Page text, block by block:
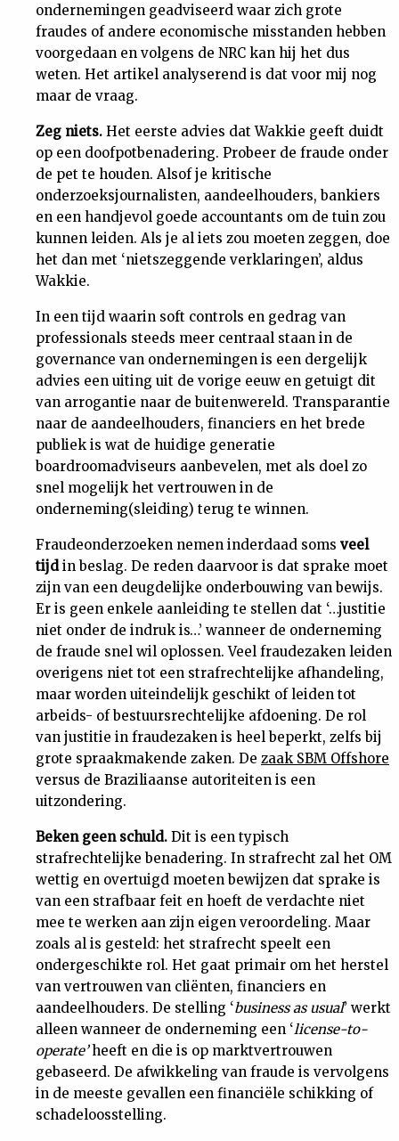
Tuchtrecht
Magazine
Podcast
Dossiers
Nieuwsbrief
ondernemingen geadviseerd waar zich grote
fraudes of andere economische misstanden hebben
voorgedaan en volgens de NRC kan hij het dus
weten. Het artikel analyserend is dat voor mij nog
maar de vraag.
Zeg niets. Het eerste advies dat Wakkie geeft duidt
op een doofpotbenadering. Probeer de fraude onder
de pet te houden. Alsof je kritische
onderzoeksjournalisten, aandeelhouders, bankiers
en een handjevol goede accountants om de tuin zou
kunnen leiden. Als je al iets zou moeten zeggen, doe
het dan met ‘nietszeggende verklaringen’, aldus
Wakkie.
In een tijd waarin soft controls en gedrag van
professionals steeds meer centraal staan in de
governance van ondernemingen is een dergelijk
advies een uiting uit de vorige eeuw en getuigt dit
van arrogantie naar de buitenwereld. Transparantie
naar de aandeelhouders, financiers en het brede
publiek is wat de huidige generatie
boardroomadviseurs aanbevelen, met als doel zo
snel mogelijk het vertrouwen in de
onderneming(sleiding) terug te winnen.
Fraudeonderzoeken nemen inderdaad soms veel
tijdin beslag. De reden daarvoor is dat sprake moet
zijn van een deugdelijke onderbouwing van bewijs.
Er is geen enkele aanleiding te stellen dat ‘…justitie
niet onder de indruk is…’ wanneer de onderneming
de fraude snel wil oplossen. Veel fraudezaken leiden
overigens niet tot een strafrechtelijke afhandeling,
maar worden uiteindelijk geschikt of leiden tot
arbeids- of bestuursrechtelijke afdoening. De rol
van justitie in fraudezaken is heel beperkt, zelfs bij
grote spraakmakende zaken. De zaak SBM Offshore
versus de Braziliaanse autoriteiten is een
uitzondering.
Beken geen schuld. Dit is een typisch
strafrechtelijke benadering. In strafrecht zal het OM
wettig en overtuigd moeten bewijzen dat sprake is
van een strafbaar feit en hoeft de verdachte niet
mee te werken aan zijn eigen veroordeling. Maar
zoals al is gesteld: het strafrecht speelt een
ondergeschikte rol. Het gaat primair om het herstel
van vertrouwen van cliënten, financiers en
aandeelhouders. De stelling ‘business as usual’ werkt
alleen wanneer de onderneming een ‘license-to-
operate’heeft en die is op marktvertrouwen
gebaseerd. De afwikkeling van fraude is vervolgens
in de meeste gevallen een financiële schikking of
schadeloosstelling.